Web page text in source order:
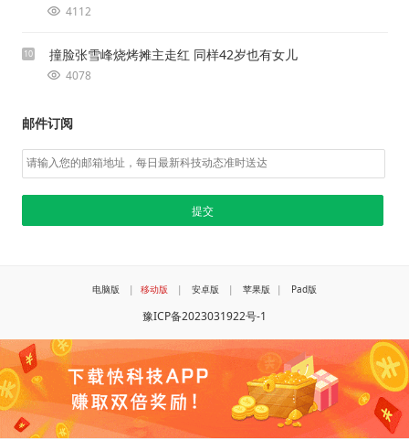
4112
10 撞脸张雪峰烧烤摊主走红 同样42岁也有女儿
4078
邮件订阅
电脑版 | 移动版 | 安卓版 | 苹果版 | Pad版
豫ICP备2023031922号-1